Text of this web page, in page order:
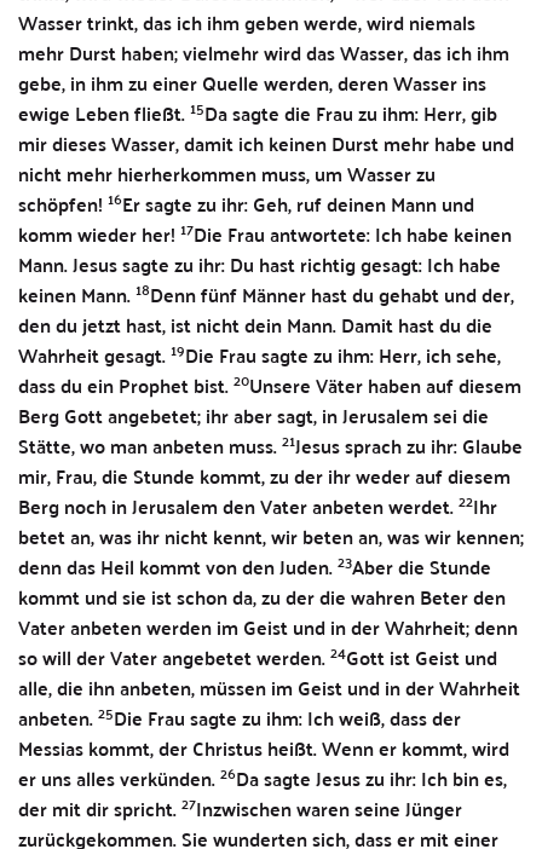
Wasser trinkt, das ich ihm geben werde, wird niemals
mehr Durst haben; vielmehr wird das Wasser, das ich ihm
gebe, in ihm zu einer Quelle werden, deren Wasser ins
ewige Leben fließt.15Da sagte die Frau zu ihm: Herr, gib
mir dieses Wasser, damit ich keinen Durst mehr habe und
nicht mehr hierherkommen muss, um Wasser zu
schöpfen! 16Er sagte zu ihr: Geh, ruf deinen Mann und
komm wieder her! 17Die Frau antwortete: Ich habe keinen
Mann. Jesus sagte zu ihr: Du hast richtig gesagt: Ich habe
keinen Mann.18Denn fünf Männer hast du gehabt und der,
den du jetzt hast, ist nicht dein Mann. Damit hast du die
Wahrheit gesagt.19Die Frau sagte zu ihm: Herr, ich sehe,
dass du ein Prophet bist.20Unsere Väter haben auf diesem
Berg Gott angebetet; ihr aber sagt, in Jerusalem sei die
Stätte, wo man anbeten muss.21Jesus sprach zu ihr: Glaube
mir, Frau, die Stunde kommt, zu der ihr weder auf diesem
Berg noch in Jerusalem den Vater anbeten werdet.22Ihr
betet an, was ihr nicht kennt, wir beten an, was wir kennen;
denn das Heil kommt von den Juden.23Aber die Stunde
kommt und sie ist schon da, zu der die wahren Beter den
Vater anbeten werden im Geist und in der Wahrheit; denn
so will der Vater angebetet werden.24Gott ist Geist und
alle, die ihn anbeten, müssen im Geist und in der Wahrheit
anbeten.25Die Frau sagte zu ihm: Ich weiß, dass der
Messias kommt, der Christus heißt. Wenn er kommt, wird
er uns alles verkünden.26Da sagte Jesus zu ihr: Ich bin es,
der mit dir spricht.27Inzwischen waren seine Jünger
zurückgekommen. Sie wunderten sich, dass er mit einer